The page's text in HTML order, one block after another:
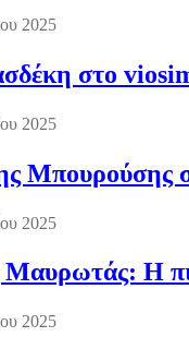
2025
στο
2025
Μπουρούσης
2025
Μαυρωτάς: Η
2025